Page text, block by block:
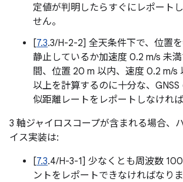
定値が判明したらすぐにレポート
せん。
[7.3.3/H-2-2] 全天条件下で、位置を
静止しているか加速度 0.2 m/s 未
間、位置 20 m 以内、速度 0.2 m/s
以上を計算するのに十分な、
似距離レートをレポートしなければ
3 軸ジャイロスコープが含まれる場合、
イス実装は:
[7.3.4/H-3-1] 少なくとも周波数
ントをレポートできなければなりま